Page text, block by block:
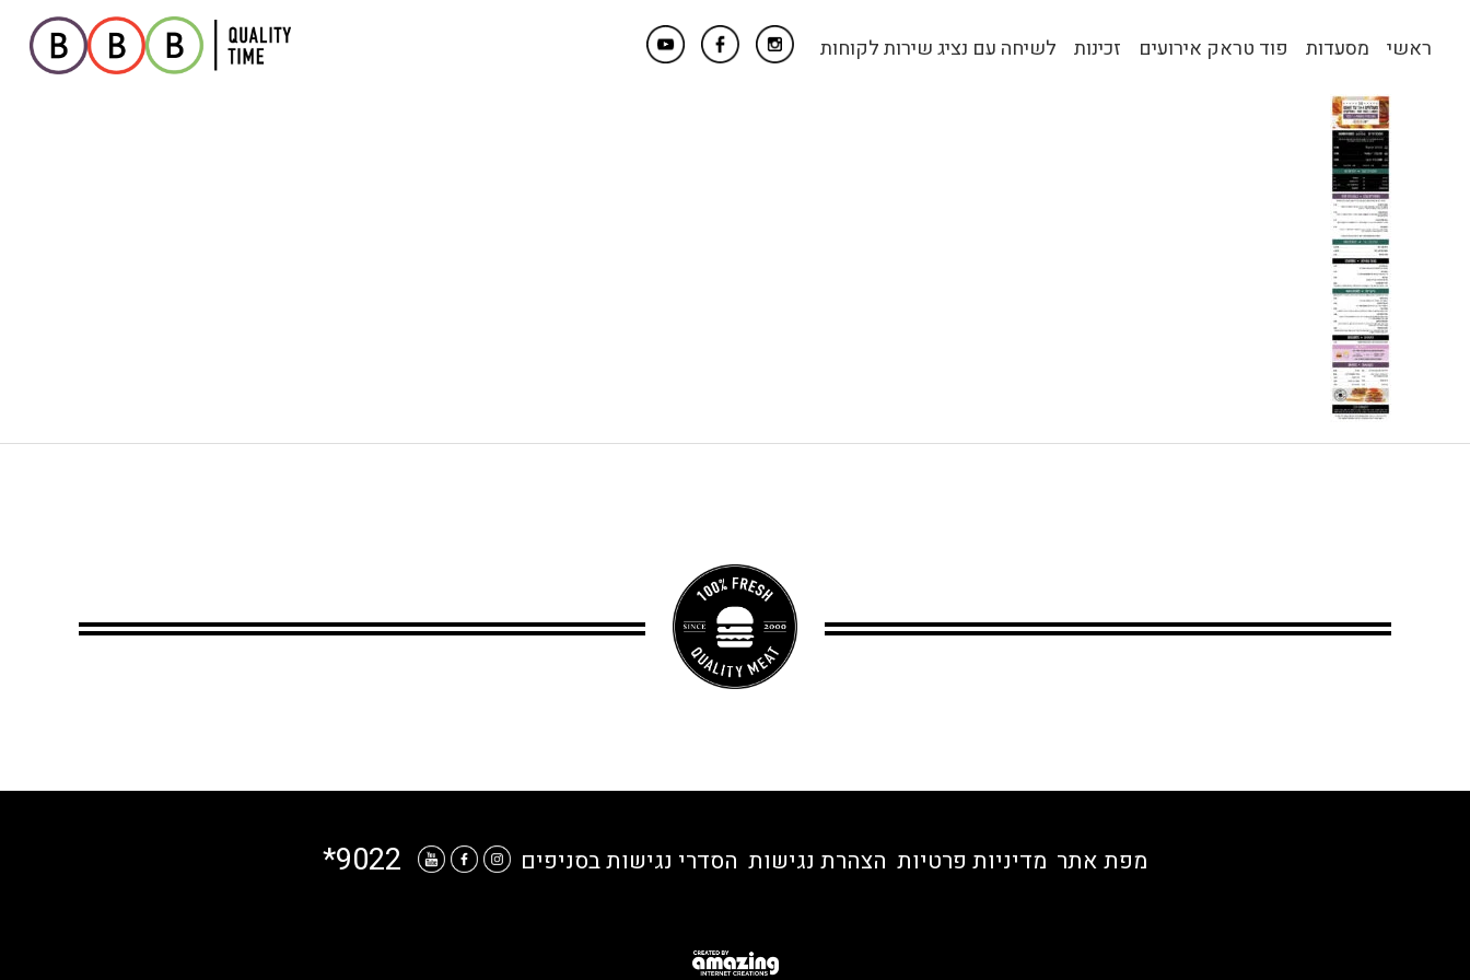
ראשי מסעדות פוד טראק אירועים זכינות לשיחה עם נציג שירות לקוחות
מפת אתר מדיניות פרטיות הצהרת נגישות הסדרי נגישות בסניפים *9022